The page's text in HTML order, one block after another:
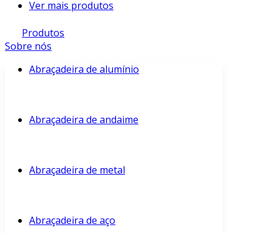
Ver mais produtos
Produtos
Sobre nós
Abraçadeira de alumínio
Abraçadeira de andaime
Abraçadeira de metal
Abraçadeira de aço